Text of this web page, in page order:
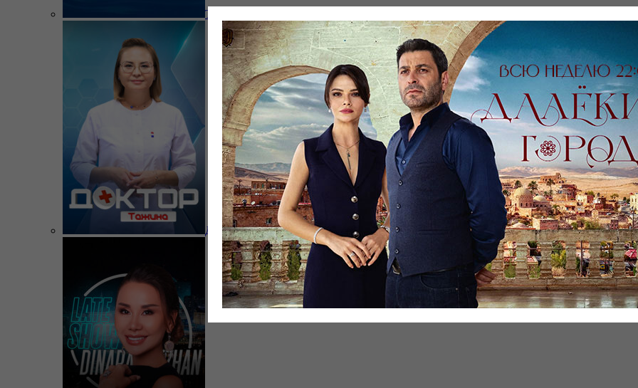
Тағдырлас тамырлар
Доктор Тажина